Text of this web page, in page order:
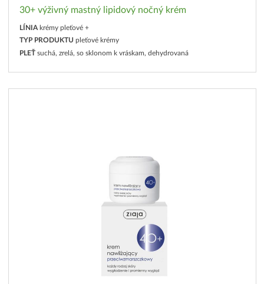
30+ výživný mastný lipidový nočný krém
LÍNIA krémy pleťové +
TYP PRODUKTU pleťové krémy
PLEŤ suchá, zrelá, so sklonom k vráskam, dehydrovaná